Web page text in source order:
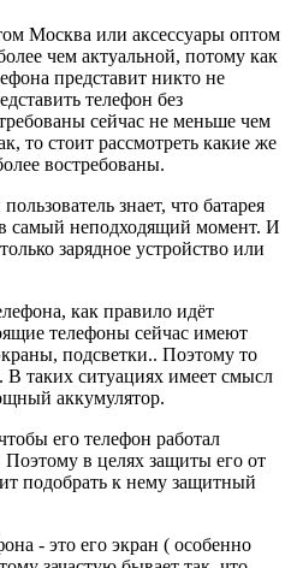
Москва или аксессуары оптом
чем актуальной, потому как
представит никто не
телефон без
сейчас не меньше чем
то стоит рассмотреть какие же
востребованы.
знает, что батарея
в самый неподходящий момент. И
зарядное устройство или
как правило идёт
телефоны сейчас имеют
подсветки.. Поэтому то
В таких ситуациях имеет смысл
аккумулятор.
его телефон работал
в целях защиты его от
подобрать к нему защитный
- это его экран ( особенно